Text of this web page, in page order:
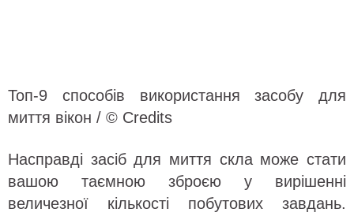
Топ-9 способів використання засобу для
миття вікон / © Credits
Насправді засіб для миття скла може стати
вашою таємною зброєю у вирішенні
величезної кількості побутових завдань.